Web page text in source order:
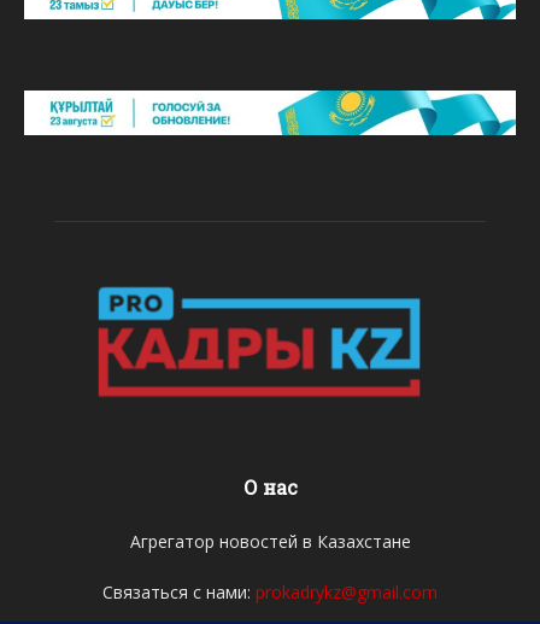
О нас
Агрегатор новостей в Казахстане
Связаться с нами: prokadrykz@gmail.com